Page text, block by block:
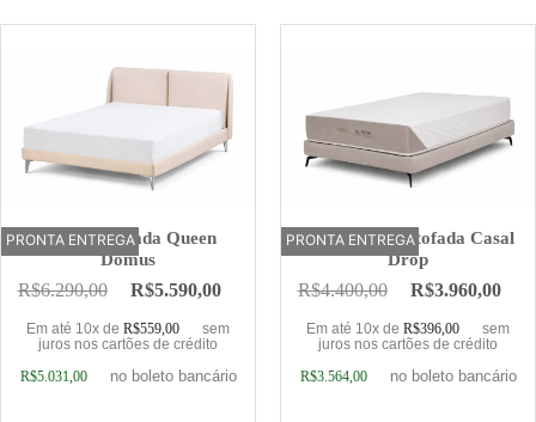
OFERTA
PRONTA ENTREGA
Cama Estofada Queen
Domus
R$6.290,00 R$5.590,00
Em até 10x de R$559,00
sem
juros nos cartões de crédito
R$5.031,00 no boleto bancário
PRONTA ENTREGA
Base Cama Estofada Casal
Drop
R$4.400,00 R$3.960,00
Em até 10x de R$396,00
sem
juros nos cartões de crédito
R$3.564,00 no boleto bancário